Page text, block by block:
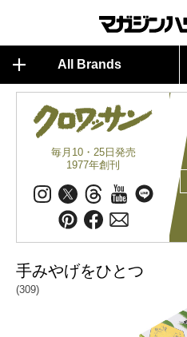
All Brands
毎月10・25日発売
1977年創刊
手みやげをひとつ
(309)